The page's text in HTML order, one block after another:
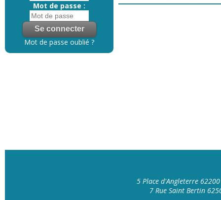
Mot de passe :
Mot de passe oublié ?
5 Place d'Angleterre
7 Rue Saint Bertin